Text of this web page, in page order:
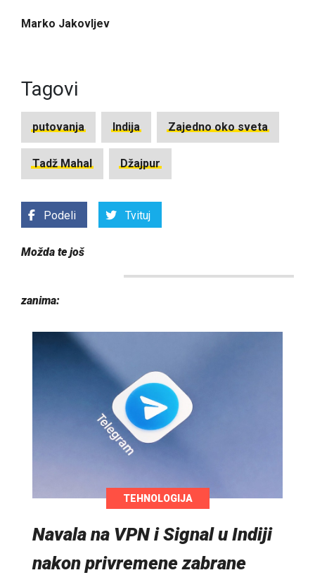
Marko Jakovljev
Tagovi
putovanja Indija Zajedno oko sveta
Tadž Mahal Džajpur
Podeli Tvituj
Možda te još
zanima:
TEHNOLOGIJA
Navala na VPN i Signal u Indiji
nakon privremene zabrane